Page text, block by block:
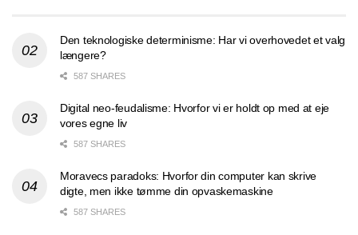
Den teknologiske determinisme: Har vi overhovedet et valg
længere?
587 SHARES
Digital neo-feudalisme: Hvorfor vi er holdt op med at eje
vores egne liv
587 SHARES
Moravecs paradoks: Hvorfor din computer kan skrive
digte, men ikke tømme din opvaskemaskine
587 SHARES